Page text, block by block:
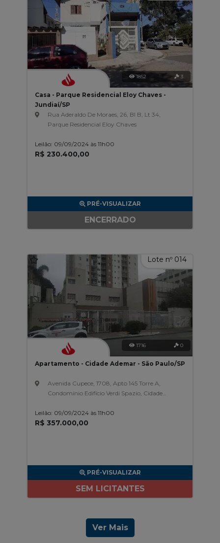
1852 3
Casa - Parque Residencial Eloy Chaves -
Jundiaí/SP
Rua Aderaldo De Moraes, 26, Bl B, Lt 34,
Parque Residencial Eloy Chaves
Leilão: 09/09/2024 às 11h00
R$ 230.400,00
PRÉ-VISUALIZAR
ENCERRADO
Lote nº 014
1716 0
Apartamento - Cidade Ademar - São Paulo/SP
Avenida Cupece, 1708, Apto 145 Torre A,
Condomínio Edifício Verdi Spazio, Cidade
Leilão: 09/09/2024 às 11h00
R$ 357.000,00
PRÉ-VISUALIZAR
SEM LICITANTES
Ver Mais